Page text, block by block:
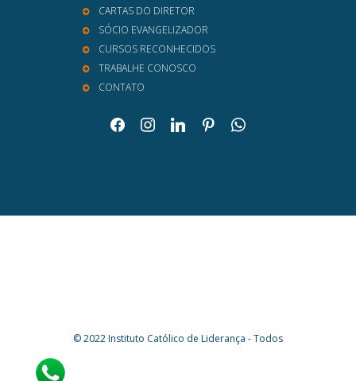
CARTAS DO DIRETOR
SÓCIO EVANGELIZADOR
CURSOS RECONHECIDOS
TRABALHE CONOSCO
CONTATO
facebookinstagramlinkedinpinterestwhatsapp
© 2022 Instituto Católico de Liderança - Todos